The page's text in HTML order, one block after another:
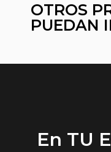
OTROS
PUEDAN
En TU